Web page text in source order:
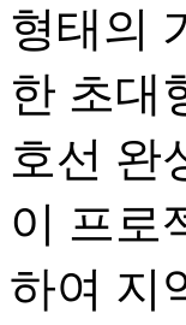
형태의
한 초대
호선 완
이 프로
하여 지